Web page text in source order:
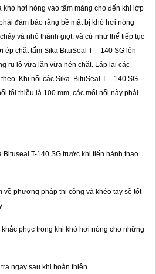
hơi nóng vào tấm màng cho đến khi lớp
đảm bảo rằng bề mặt bị khò hơi nóng
và nhỏ thành giọt, và cứ như thế tiếp tục
chặt tấm Sika BituSeal T – 140 SG lên
ru lô vừa lăn vừa nén chặt. Lặp lại các
Khi nối các Sika BituSeal T – 140 SG
tối thiều là 100 mm, các mối nối này phải
T-140 SG trước khi tiến hành thao
phương pháp thi công và khéo tay sẽ tốt
phục trong khi khò hơi nóng cho những
ngay sau khi hoàn thiện